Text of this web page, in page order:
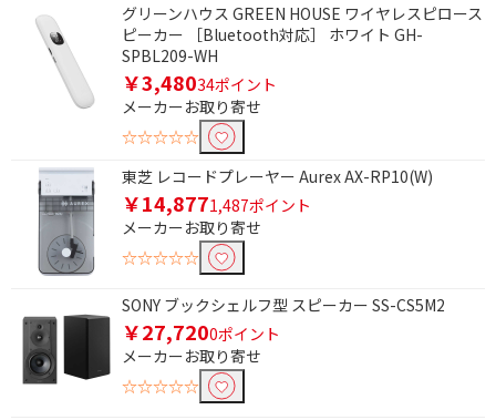
グリーンハウス GREEN HOUSE ワイヤレスピロース
ピーカー ［Bluetooth対応］ ホワイト GH-
SPBL209-WH
￥3,48034ポイント
メーカーお取り寄せ
☆☆☆☆☆
東芝 レコードプレーヤー Aurex AX-RP10(W)
￥14,8771,487ポイント
メーカーお取り寄せ
☆☆☆☆☆
SONY ブックシェルフ型 スピーカー SS-CS5M2
￥27,7200ポイント
メーカーお取り寄せ
☆☆☆☆☆
除外する
除外する にチェックを入れると、指定したワード
を除外して検索します。
価格で絞り込む
円
電源で絞り込む
バスパワー